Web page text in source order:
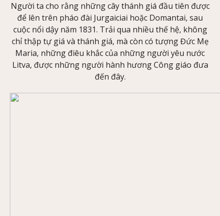
Người ta cho rằng những cây thánh giá đầu tiên được
để lên trên pháo đài Jurgaiciai hoặc Domantai, sau
cuộc nổi dậy năm 1831. Trải qua nhiều thế hệ, không
chỉ thập tự giá và thánh giá, mà còn có tượng Đức Mẹ
Maria, những điêu khắc của những người yêu nước
Litva, được những người hành hương Công giáo đưa
đến đây.